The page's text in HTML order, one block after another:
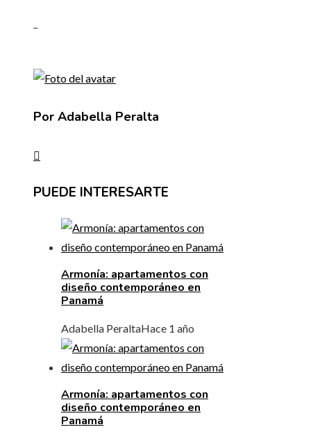
Por Adabella Peralta
PUEDE INTERESARTE
Armonía: apartamentos con
diseño contemporáneo en
Panamá
Adabella PeraltaHace 1 año
Armonía: apartamentos con
diseño contemporáneo en
Panamá